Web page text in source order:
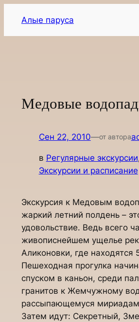
содержимому
Алые паруса
Медовые
Сен 22, 2010—от автора
в Регулярные экскурсии
Экскурсии и расписание
Экскурсия к Медовым
жаркий летний полдень –
удовольствие. Ведь всего
живописнейшем ущелье
Аликоновки, где находятся
Пешеходная прогулка
спуском в каньон, среди
гранитов к Жемчужному
рассыпающемуся
Затем идут: Секретный,